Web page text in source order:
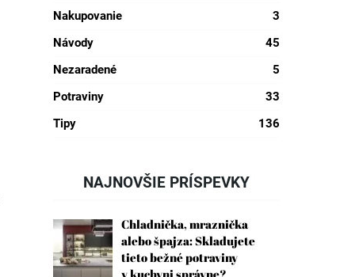
Nakupovanie
3
Návody
45
Nezaradené
5
Potraviny
33
Tipy
136
NAJNOVŠIE PRÍSPEVKY
Chladnička, mraznička
alebo špajza: Skladujete
tieto bežné potraviny
v kuchyni správne?